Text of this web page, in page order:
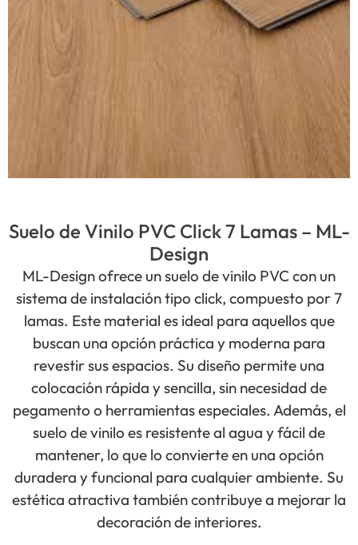
Suelo de Vinilo PVC Click 7 Lamas – ML-
Design
ML-Design ofrece un suelo de vinilo PVC con un
sistema de instalación tipo click, compuesto por 7
lamas. Este material es ideal para aquellos que
buscan una opción práctica y moderna para
revestir sus espacios. Su diseño permite una
colocación rápida y sencilla, sin necesidad de
pegamento o herramientas especiales. Además, el
suelo de vinilo es resistente al agua y fácil de
mantener, lo que lo convierte en una opción
duradera y funcional para cualquier ambiente. Su
estética atractiva también contribuye a mejorar la
decoración de interiores.